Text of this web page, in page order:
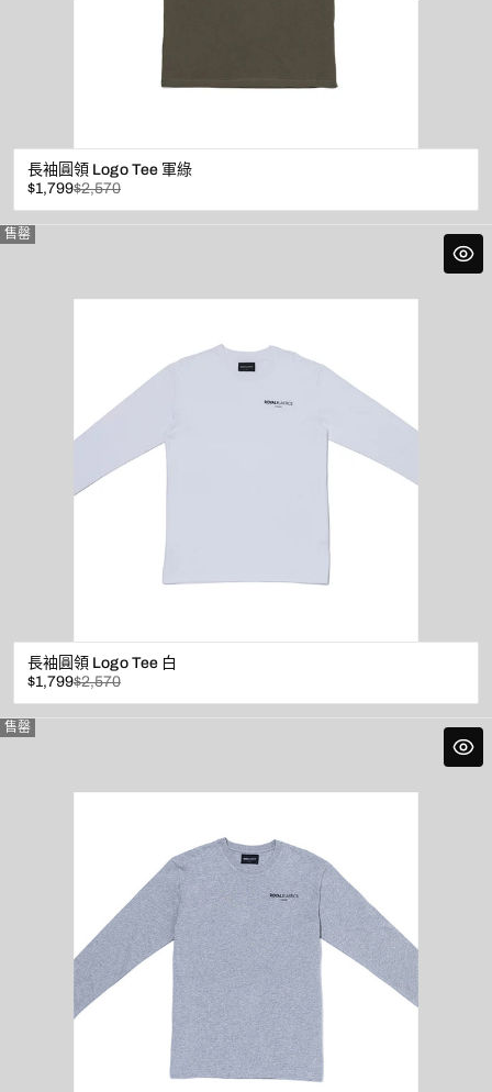
長袖圓領 Logo Tee 軍綠
已
折
扣
$1,799
原
價
$2,570
售罄
長袖圓領 Logo Tee 白
已
折
扣
$1,799
原
價
$2,570
售罄